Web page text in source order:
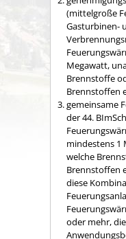
(mittelgroße
Gasturbinen-
Megawatt,
Brennstoffe
Brennstoffen
gemeinsame
der 44.
mindestens 1
welche
Brennstoffen
diese
oder mehr,